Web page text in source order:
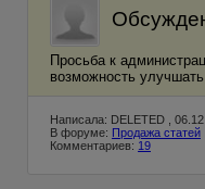
Просьба к
возможность
Написала: DELETED ,
В форуме: Продажа статей
Комментариев: 19